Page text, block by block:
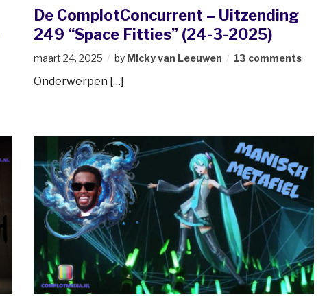
De ComplotConcurrent – Uitzending
249 “Space Fitties” (24-3-2025)
maart 24, 2025 by Micky van Leeuwen 13 comments
Onderwerpen […]